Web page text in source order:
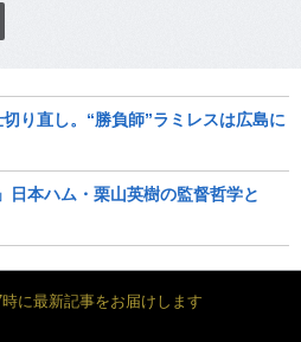
り直し。“勝負師”ラミレスは広島に
日本ハム・栗山英樹の監督哲学と
に最新記事をお届けします